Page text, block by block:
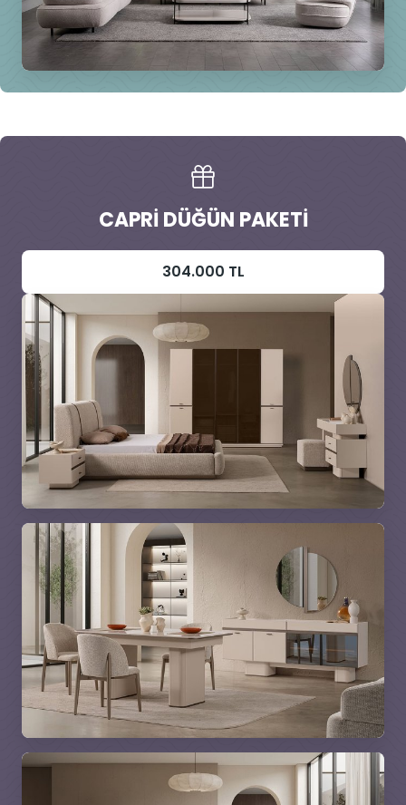
CAPRI DÜĞÜN PAKETI
304.000 TL